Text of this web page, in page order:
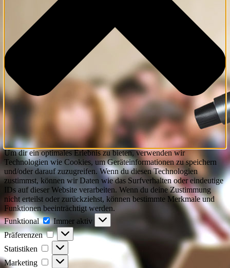
Um dir ein optimales Erlebnis zu bieten, verwenden wir
Technologien wie Cookies, um Geräteinformationen zu speichern
und/oder darauf zuzugreifen. Wenn du diesen Technologien
zustimmst, können wir Daten wie das Surfverhalten oder eindeutige
IDs auf dieser Website verarbeiten. Wenn du deine Zustimmung
nicht erteilst oder zurückziehst, können bestimmte Merkmale und
Funktionen beeinträchtigt werden.
Funktional
Funktional
Immer aktiv
Präferenzen
Präferenzen
Statistiken Statistiken
Marketing Marketing